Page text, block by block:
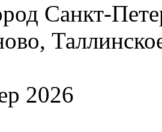
Санкт-
2026